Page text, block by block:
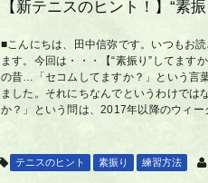
【新テニスのヒント！】“素
■こんにちは、田中信弥です。いつもお
ます。今回は・・・【“素振り”してます
の昔…「セコムしてますか？」という言
ました。それにちなんでというわけでは
か？」という問は、2017年以降のウィー
テニスのヒント 素振り 練習方法